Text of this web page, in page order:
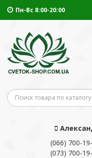
Пн-Вс 8:00-20:00
(066) 700-
(073) 700-